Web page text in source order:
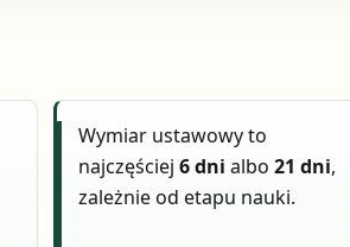
Wymiar ustawowy to
najczęściej6 dni albo21 dni,
zależnie od etapu nauki.